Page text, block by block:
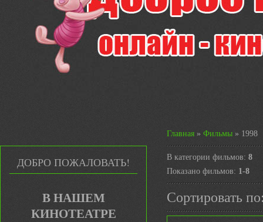
ДОБРО ПОЖАЛОВАТЬ!
В НАШЕМ
КИНОТЕАТРЕ
Главная » Фильмы » 1998
В категории фильмов: 8
Показано фильмов: 1-8
Сортировать по